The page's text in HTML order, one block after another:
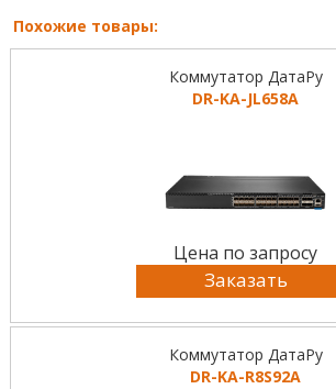
Похожие товары:
Коммутатор ДатаРу
DR-KА-JL658A
Цена по запросу
Заказать
Коммутатор ДатаРу
DR-KА-R8S92A